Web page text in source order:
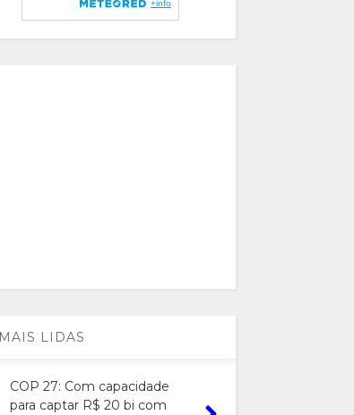
MAIS LIDAS
COP 27: Com capacidade
para captar R$ 20 bi com